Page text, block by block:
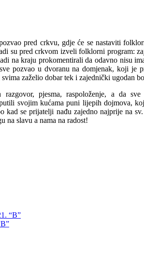
pred crkvu, gdje će se nastaviti
su pred crkvom izveli folklorni program:
na kraju prokomentirali da odavno nisu
pozvao u dvoranu na domjenak, koji
zaželio dobar tek i zajednički ugodan
razgovor, pjesma, raspoloženje, a da
svojim kućama puni lijepih dojmova,
kad se prijatelji nađu zajedno najprije na
na slavu a nama na radost!
“B”